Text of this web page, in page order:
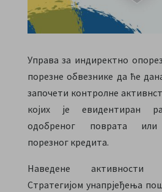
Управа за индиректно
порезне обвезнике да ће
започети контролне
којих је евидентиран
одобреног поврата или
порезног кредита.
Наведене активности
Стратегијом унапрјеђења